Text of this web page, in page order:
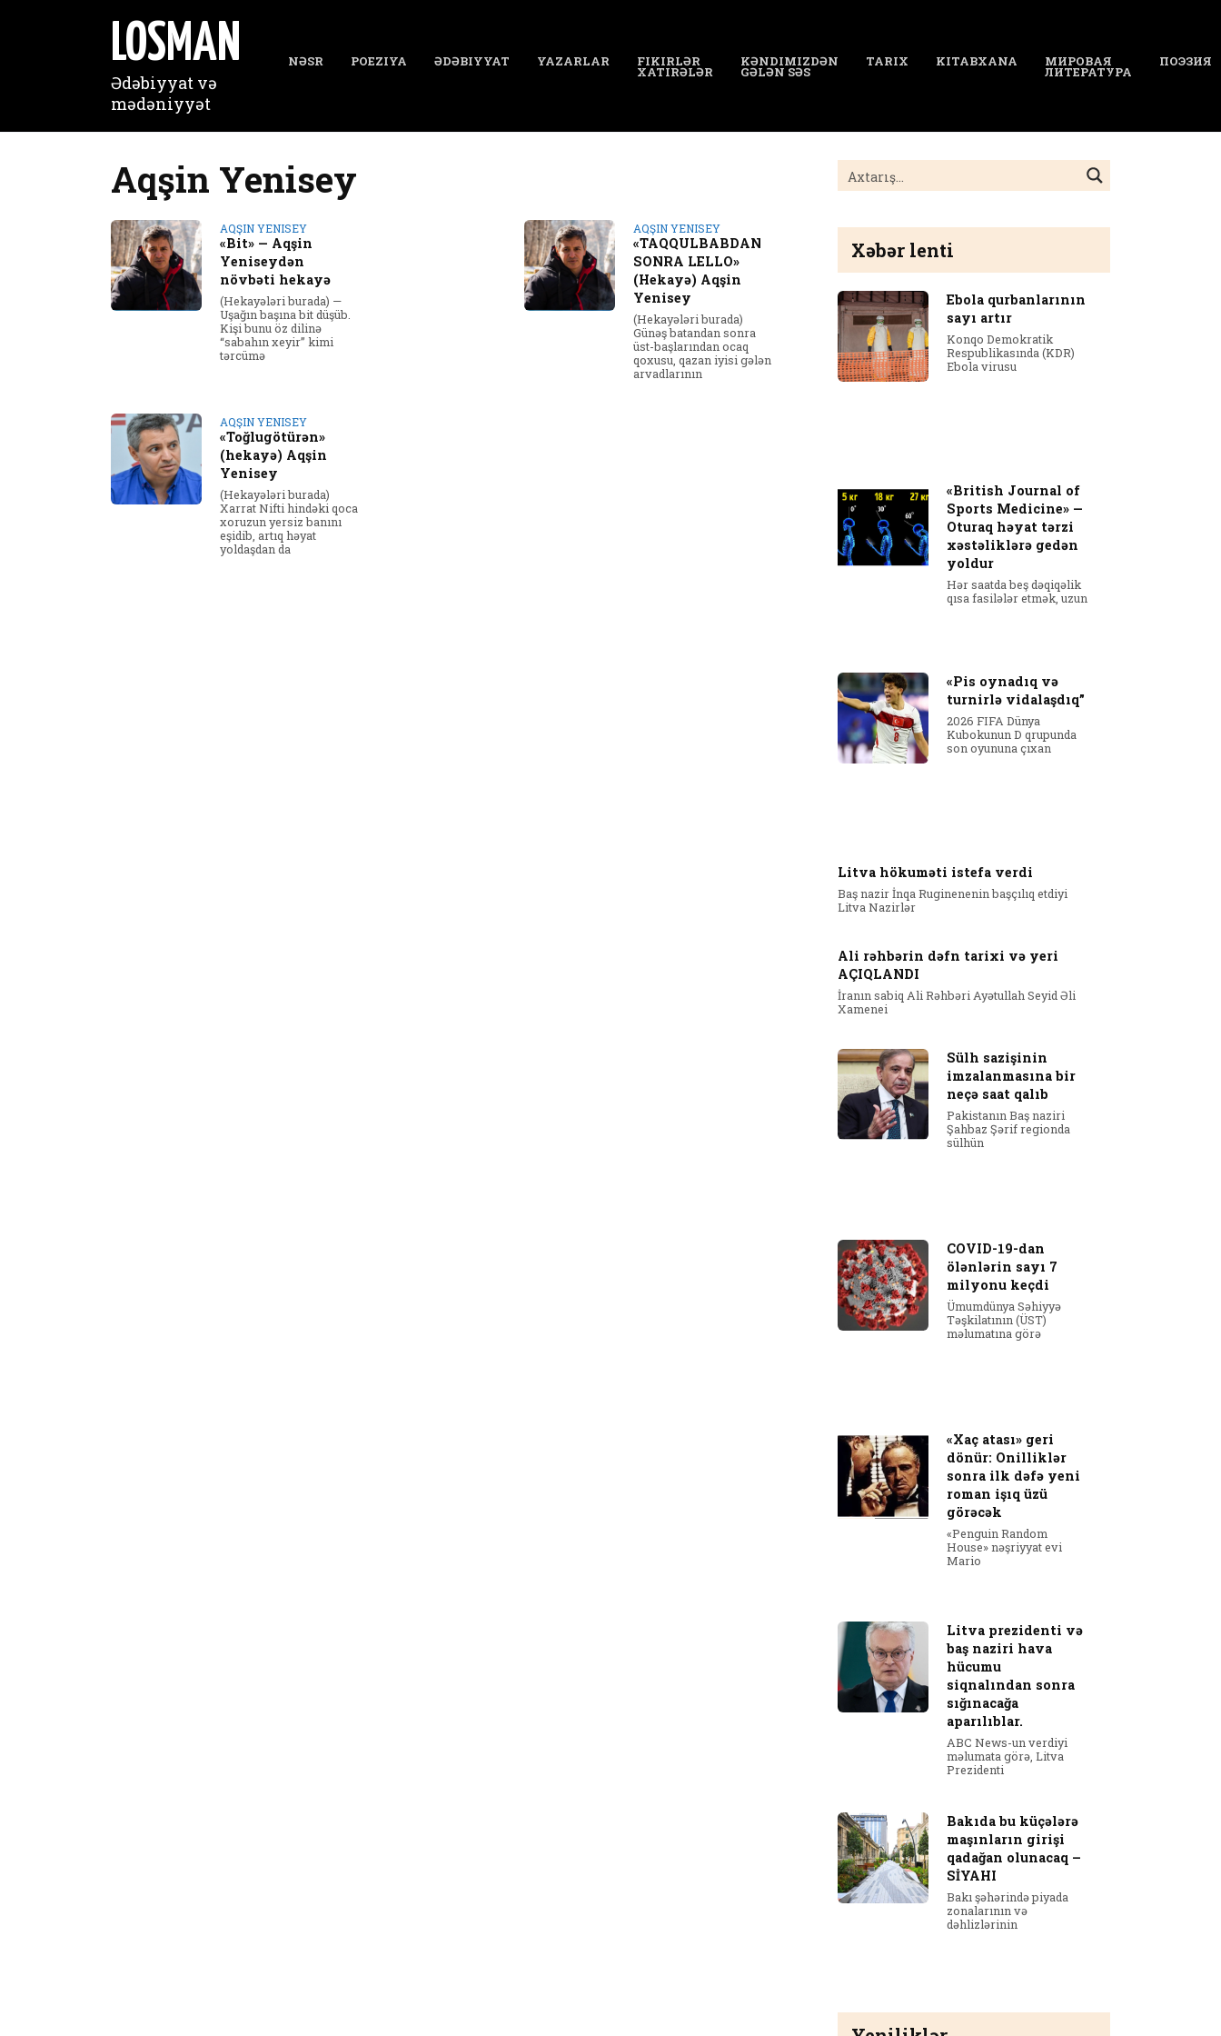
LOSMAN
Ədəbiyyat və
mədəniyyət
NƏSR POEZIYA ƏDƏBIYYAT YAZARLAR FIKIRLƏR
XATIRƏLƏR
KƏNDIMIZDƏN
GƏLƏN SƏS
TARIX KITABXANA МИРОВАЯ
ЛИТЕРАТУРА
ПОЭЗИЯ
Aqşin Yenisey
AQŞIN YENISEY
«Bit» — Aqşin
Yeniseydən
növbəti hekayə
(Hekayələri burada) —
Uşağın başına bit düşüb.
Kişi bunu öz dilinə
“sabahın xeyir” kimi
tərcümə
AQŞIN YENISEY
«TAQQULBABDAN
SONRA LELLO»
(Hekayə) Aqşin
Yenisey
(Hekayələri burada)
Günəş batandan sonra
üst-başlarından ocaq
qoxusu, qazan iyisi gələn
arvadlarının
AQŞIN YENISEY
«Toğlugötürən»
(hekayə) Aqşin
Yenisey
(Hekayələri burada)
Xarrat Nifti hindəki qoca
xoruzun yersiz banını
eşidib, artıq həyat
yoldaşdan da
Xəbər lenti
Ebola qurbanlarının
sayı artır
Konqo Demokratik
Respublikasında (KDR)
Ebola virusu
«British Journal of
Sports Medicine» —
Oturaq həyat tərzi
xəstəliklərə gedən
yoldur
Hər saatda beş dəqiqəlik
qısa fasilələr etmək, uzun
«Pis oynadıq və
turnirlə vidalaşdıq”
2026 FIFA Dünya
Kubokunun D qrupunda
son oyununa çıxan
Litva hökuməti istefa verdi
Baş nazir İnqa Ruginenenin başçılıq etdiyi
Litva Nazirlər
Ali rəhbərin dəfn tarixi və yeri
AÇIQLANDI
İranın sabiq Ali Rəhbəri Ayətullah Seyid Əli
Xamenei
Sülh sazişinin
imzalanmasına bir
neçə saat qalıb
Pakistanın Baş naziri
Şahbaz Şərif regionda
sülhün
COVID-19-dan
ölənlərin sayı 7
milyonu keçdi
Ümumdünya Səhiyyə
Təşkilatının (ÜST)
məlumatına görə
«Xaç atası» geri
dönür: Onilliklər
sonra ilk dəfə yeni
roman işıq üzü
görəcək
«Penguin Random
House» nəşriyyat evi
Mario
Litva prezidenti və
baş naziri hava
hücumu
siqnalından sonra
sığınacağa
aparılıblar.
ABC News-un verdiyi
məlumata görə, Litva
Prezidenti
Bakıda bu küçələrə
maşınların girişi
qadağan olunacaq –
SİYAHI
Bakı şəhərində piyada
zonalarının və
dəhlizlərinin